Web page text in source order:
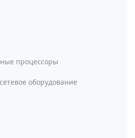
процессоры
оборудование